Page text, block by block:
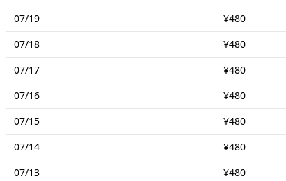
07/19
¥480
07/18
¥480
07/17
¥480
07/16
¥480
07/15
¥480
07/14
¥480
07/13
¥480